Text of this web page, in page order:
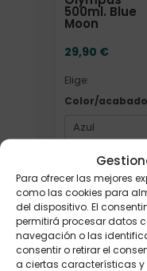
Para ofrecer las mejores
como las cookies para
del dispositivo. El
permitirá procesar datos
navegación o las
consentir o retirar el
a ciertas características y
500ml. Blue
Moon
29,90 €
Elige:
Color/acabado
Añadir